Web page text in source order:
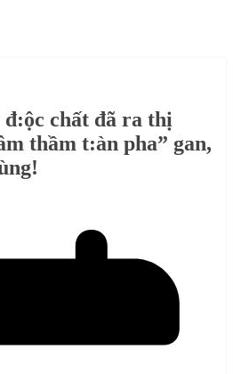
chất đã ra thị
thầm t:àn pha” gan,